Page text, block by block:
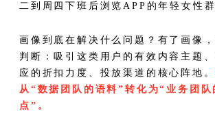
二到周四下班后浏览APP的年轻女性群
画像到底在解决什么问题？有了画像
判断：吸引这类用户的有效内容主题
应的折扣力度、投放渠道的核心阵地。
从“数据团队的语料”转化为“业务团队
点”。